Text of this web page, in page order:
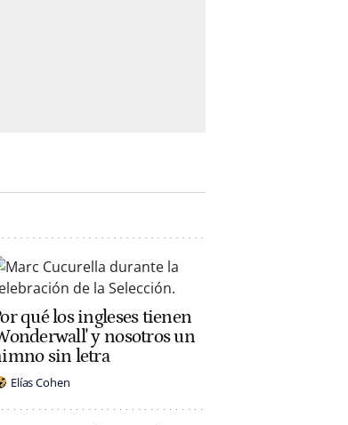
qué los ingleses tienen
y nosotros un
sin letra
Elías Cohen